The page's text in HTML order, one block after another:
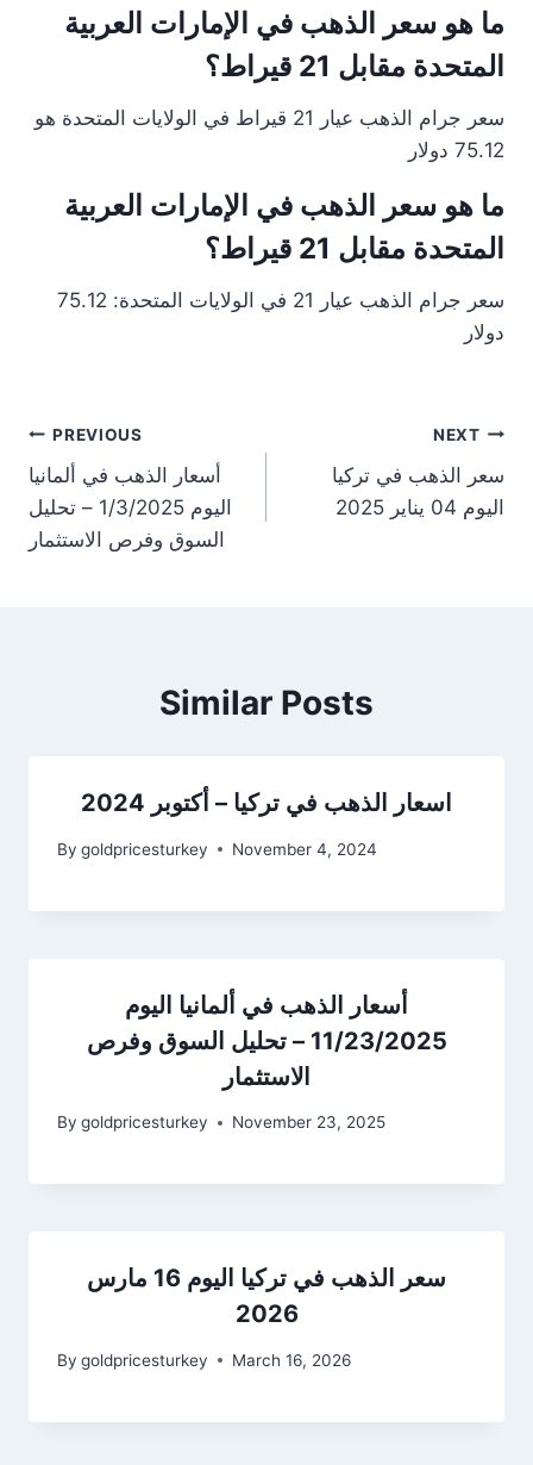
ما هو سعر الذهب في الإمارات العربية
المتحدة مقابل 21 قيراط؟
سعر جرام الذهب عيار 21 قيراط في الولايات المتحدة هو
75.12 دولار
ما هو سعر الذهب في الإمارات العربية
المتحدة مقابل 21 قيراط؟
سعر جرام الذهب عيار 21 في الولايات المتحدة: 75.12
دولار
PREVIOUS
أسعار الذهب في ألمانيا
اليوم 1/3/2025 – تحليل
السوق وفرص الاستثمار
NEXT
سعر الذهب في تركيا
اليوم 04 يناير 2025
Similar Posts
اسعار الذهب في تركيا – أكتوبر 2024
By goldpricesturkey November 4, 2024
أسعار الذهب في ألمانيا اليوم
11/23/2025 – تحليل السوق وفرص
الاستثمار
By goldpricesturkey November 23, 2025
سعر الذهب في تركيا اليوم 16 مارس
2026
By goldpricesturkey March 16, 2026